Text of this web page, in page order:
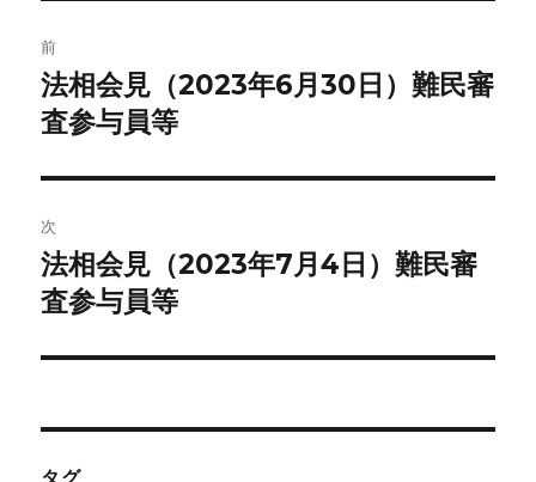
稿
ナ
ビ
ゲ
ー
ン
前
前
の
稿:
法相会見（2023年6月30日）難民審
査参与員等
次
次
の
稿:
法相会見（2023年7月4日）難民審
査参与員等